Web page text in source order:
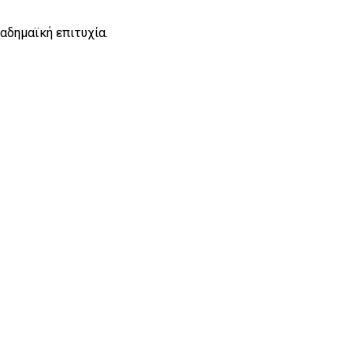
επιτυχία.